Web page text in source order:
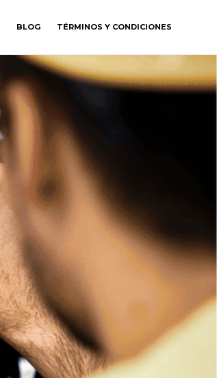
BLOG TÉRMINOS Y CONDICIONES